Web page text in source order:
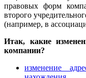
правовых форм
второго
(например, в
Итак, какие
компании?
изменение